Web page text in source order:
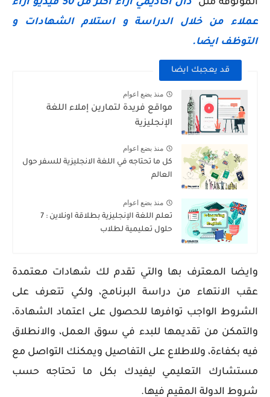
الموثوقة مثل
دال اكاديمي اراء اكثر من 50 فيديو اراء
عملاء من خلال الدراسة و استلام الشهادات و
التوظف ايضا.
قد يعجبك ايضا
منذ بضع اعوام
مواقع فريدة لتمارين إملاء اللغة
الإنجليزية
منذ بضع اعوام
كل ما تحتاجه في اللغة الانجليزية للسفر حول
العالم
منذ بضع اعوام
تعلم اللغة الإنجليزية بطلاقة اونلاين : 7
حلول تعليمية لطلاب
وايضا المعترف بها والتي تقدم لك شهادات معتمدة
عقب الانتهاء من دراسة البرنامج، ولكي تتعرف على
الشروط الواجب توافرها للحصول على اعتماد الشهادة،
والتمكن من تقديمها للبدء في سوق العمل، والانطلاق
فيه بكفاءة، وللاطلاع على التفاصيل ويمكنك التواصل مع
مستشارك التعليمي ليفيدك بكل ما تحتاجه حسب
شروط الدولة المقيم فيها.